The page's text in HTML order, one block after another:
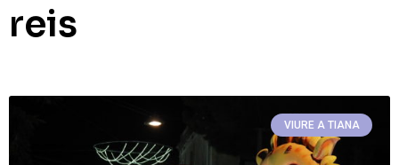
reis
VIURE A TIANA